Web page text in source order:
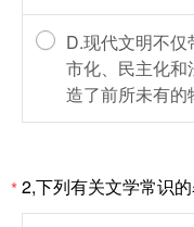
D.现代文明不
市化、民主化和
造了前所未有的
*2,下列有关文学常识